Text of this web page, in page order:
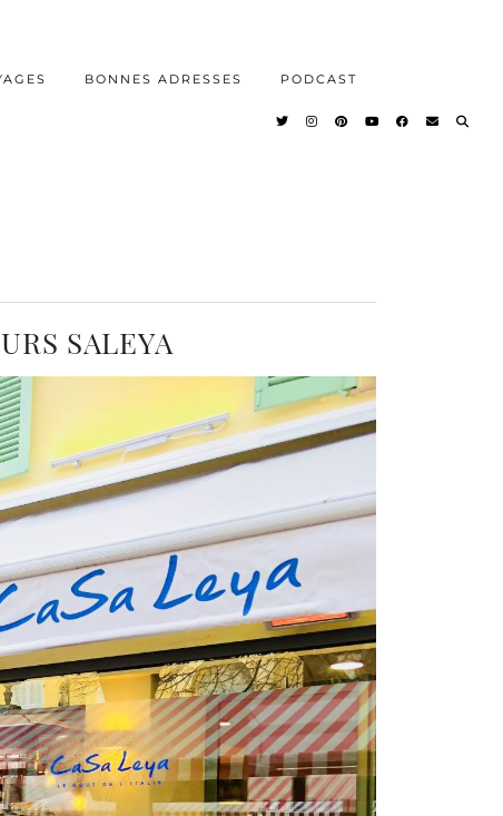
BONNES ADRESSES PODCAST
SALEYA